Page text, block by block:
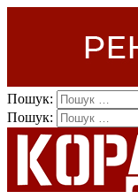
Пошук:
Пошук: